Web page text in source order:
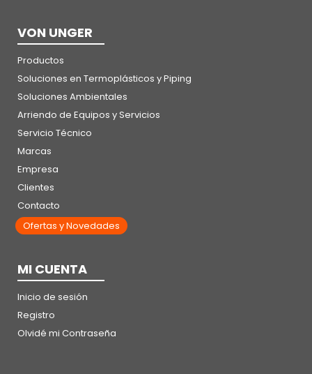
VON UNGER
Productos
Soluciones en Termoplásticos y Piping
Soluciones Ambientales
Arriendo de Equipos y Servicios
Servicio Técnico
Marcas
Empresa
Clientes
Contacto
Ofertas y Novedades
MI CUENTA
Inicio de sesión
Registro
Olvidé mi Contraseña